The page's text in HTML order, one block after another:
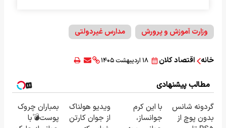
وزارت آموزش و پرورش مدارس غیردولتی
خانه اقتصاد کلان ۱۸ اردیبهشت ۱۴۰۵
مطالب پیشنهادی
گردونه شانس
بدون پوچ از
با این کرم
جوانساز،
ویدیو هولناک
از جوان کارتن
بمباران چروک
پوست💣با